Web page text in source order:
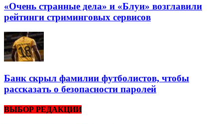
«Очень странные дела» и «Блуи» возглавили
рейтинги стриминговых сервисов
Банк скрыл фамилии футболистов, чтобы
рассказать о безопасности паролей
ВЫБОР РЕДАКЦИИ